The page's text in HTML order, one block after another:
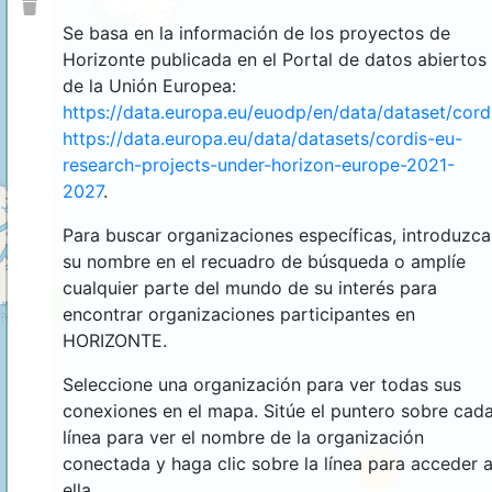
Se basa en la información de los proyectos de
Horizonte publicada en el Portal de datos abiertos
de la Unión Europea:
https://data.europa.eu/euodp/en/data/dataset/
https://data.europa.eu/data/datasets/cordis-eu-
research-projects-under-horizon-europe-2021-
2027.
Para buscar organizaciones específicas, introduzca
su nombre en el recuadro de búsqueda o amplíe
cualquier parte del mundo de su interés para
encontrar organizaciones participantes en
HORIZONTE.
Seleccione una organización para ver todas sus
conexiones en el mapa. Sitúe el puntero sobre cada
línea para ver el nombre de la organización
conectada y haga clic sobre la línea para acceder a
44